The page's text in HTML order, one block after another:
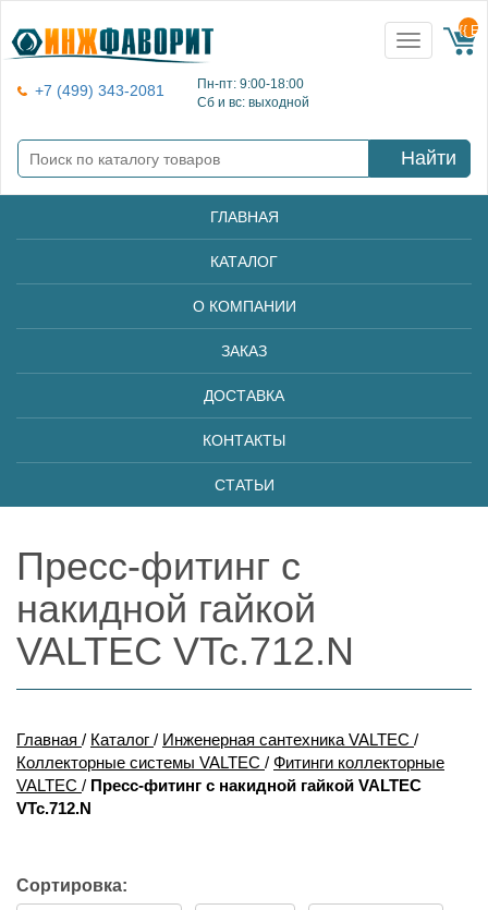
+7 (499) 343-2081
Пн-пт: 9:00-18:00
Сб и вс: выходной
Toggle
navigation
{{
Найти
ГЛАВНАЯ
КАТАЛОГ
О КОМПАНИИ
ЗАКАЗ
ДОСТАВКА
КОНТАКТЫ
СТАТЬИ
Пресс-фитинг с
накидной гайкой
VALTEC VTc.712.N
Главная / Каталог / Инженерная сантехника VALTEC /
Коллекторные системы VALTEC / Фитинги коллекторные
VALTEC / Пресс-фитинг с накидной гайкой VALTEC
VTc.712.N
Сортировка: